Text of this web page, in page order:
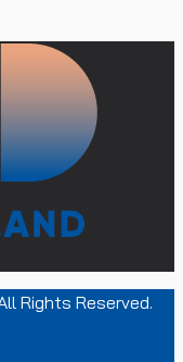
Rights Reserved.